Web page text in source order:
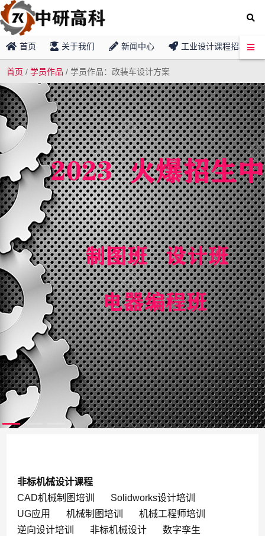
首页 关于我们 新闻中心 工业设计课程招募
首页 /学员作品 / 学员作品：改装车设计方案
非标机械设计课程
CAD机械制图培训
Solidworks设计培训
UG应用
机械制图培训
机械工程师培训
逆向设计培训
非标机械设计 数字孪生